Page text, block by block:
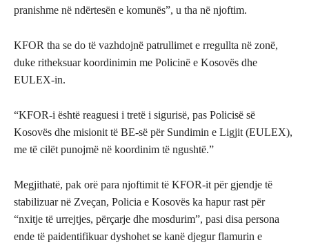
pranishme në ndërtesën e komunës”, u tha në njoftim.
KFOR tha se do të vazhdojnë patrullimet e rregullta në zonë,
duke ritheksuar koordinimin me Policinë e Kosovës dhe
EULEX-in.
“KFOR-i është reaguesi i tretë i sigurisë, pas Policisë së
Kosovës dhe misionit të BE-së për Sundimin e Ligjit (EULEX),
me të cilët punojmë në koordinim të ngushtë.”
Megjithatë, pak orë para njoftimit të KFOR-it për gjendje të
stabilizuar në Zveçan, Policia e Kosovës ka hapur rast për
“nxitje të urrejtjes, përçarje dhe mosdurim”, pasi disa persona
ende të paidentifikuar dyshohet se kanë djegur flamurin e